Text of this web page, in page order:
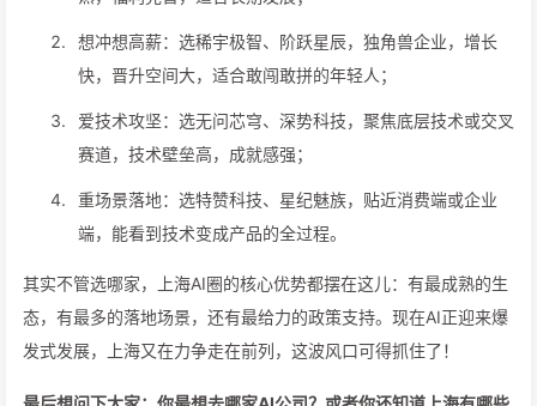
想冲想高薪：选稀宇极智、阶跃星辰，独角兽企业，增长
快，晋升空间大，适合敢闯敢拼的年轻人；
爱技术攻坚：选无问芯穹、深势科技，聚焦底层技术或交叉
赛道，技术壁垒高，成就感强；
重场景落地：选特赞科技、星纪魅族，贴近消费端或企业
端，能看到技术变成产品的全过程。
其实不管选哪家，上海AI圈的核心优势都摆在这儿：有最成熟的生
态，有最多的落地场景，还有最给力的政策支持。现在AI正迎来爆
发式发展，上海又在力争走在前列，这波风口可得抓住了！